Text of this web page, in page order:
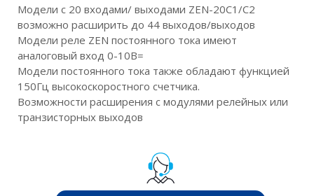
Модели с 20 входами/ выходами ZEN-20C1/C2
возможно расширить до 44 выходов/выходов
Модели реле ZEN постоянного тока имеют
аналоговый вход 0-10В=
Модели постоянного тока также обладают функцией
150Гц высокоскоростного счетчика.
Возможности расширения с модулями релейных или
транзисторных выходов